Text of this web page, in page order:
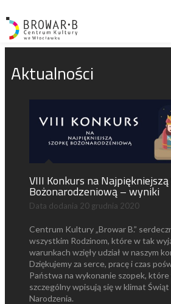
Aktualności
VIII Konkurs na
Bożonarodzeniową – wyniki
Data dodania 20 grudnia 2020
Centrum Kultury „Browar B.”
wszystkim Rodzinom, które w tak
warunkach wzięły udział w naszym
Dziękujemy za serce, pracę i czas
Państwa na wykonanie szopek,
szczególny wpisują się w klimat Świąt
Narodzenia.